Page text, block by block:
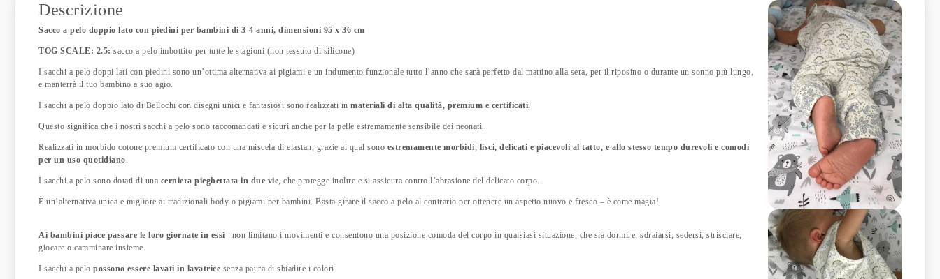
Descrizione
Sacco a pelo doppio lato con piedini per bambini di 3-4 anni, dimensioni 95 x 36 cm
TOG SCALE: 2.5: sacco a pelo imbottito per tutte le stagioni (non tessuto di silicone)
I sacchi a pelo doppi lati con piedini sono un’ottima alternativa ai pigiami e un indumento funzionale tutto l’anno che sarà perfetto dal mattino alla sera, per il riposino o durante un sonno più lungo,
e manterrà il tuo bambino a suo agio.
I sacchi a pelo doppio lato di Bellochi con disegni unici e fantasiosi sono realizzati inmateriali di alta qualità, premium e certificati.
Questo significa che i nostri sacchi a pelo sono raccomandati e sicuri anche per la pelle estremamente sensibile dei neonati.
Realizzati in morbido cotone premium certificato con una miscela di elastan, grazie ai qual sono estremamente morbidi, lisci, delicati e piacevoli al tatto, e allo stesso tempo durevoli e comodi
per un uso quotidiano.
I sacchi a pelo sono dotati di una cerniera pieghettata in due vie, che protegge inoltre e si assicura contro l’abrasione del delicato corpo.
È un’alternativa unica e migliore ai tradizionali body o pigiami per bambini. Basta girare il sacco a pelo al contrario per ottenere un aspetto nuovo e fresco – è come magia!
Ai bambini piace passare le loro giornate in essi– non limitano i movimenti e consentono una posizione comoda del corpo in qualsiasi situazione, che sia dormire, sdraiarsi, sedersi, strisciare,
giocare o camminare insieme.
I sacchi a pelopossono essere lavati in lavatrice senza paura di sbiadire i colori.